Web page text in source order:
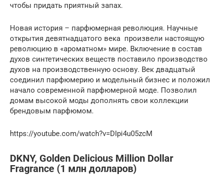
чтобы придать приятный запах.
Новая история – парфюмерная революция. Научные
открытия девятнадцатого века произвели настоящую
революцию в «ароматном» мире. Включение в состав
духов синтетических веществ поставило производство
духов на производственную основу. Век двадцатый
соединил парфюмерию и модельный бизнес и положил
начало современной парфюмерной моде. Позволил
домам высокой моды дополнять свои коллекции
брендовым парфюмом.
https://youtube.com/watch?v=DIpi4u05zcM
DKNY, Golden Delicious Million Dollar
Fragrance (1 млн долларов)